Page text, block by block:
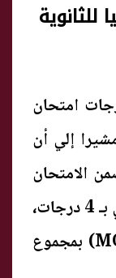
للثانوية
امتحان
للثانوية العامة 2026، مشيرا إلي أن
ويتضمن الامتحان
علي 46 سؤالًا، منهم سؤالان مقالي بـ 4 درجات،
و44 سؤال اختيار من متعدد (MCQ) بمجموع